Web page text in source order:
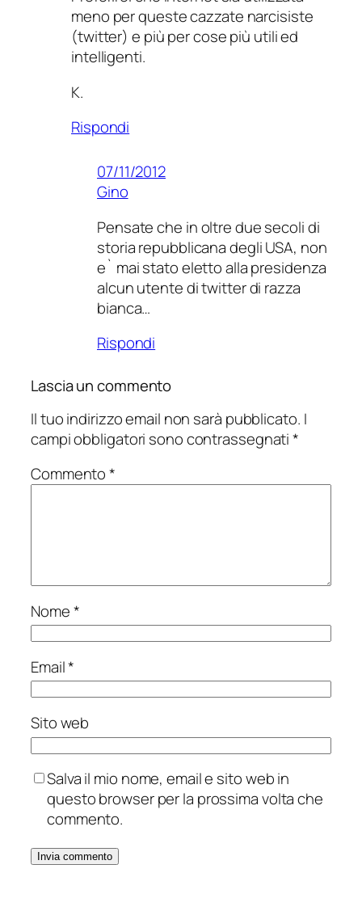
meno per queste cazzate narcisiste
(twitter) e più per cose più utili ed
intelligenti.
K.
Rispondi
07/11/2012
Gino
Pensate che in oltre due secoli di
storia repubblicana degli USA, non
e` mai stato eletto alla presidenza
alcun utente di twitter di razza
bianca…
Rispondi
Lascia un commento
Il tuo indirizzo email non sarà pubblicato. I
campi obbligatori sono contrassegnati*
Commento*
Nome*
Email*
Sito web
Salva il mio nome, email e sito web in
questo browser per la prossima volta che
commento.